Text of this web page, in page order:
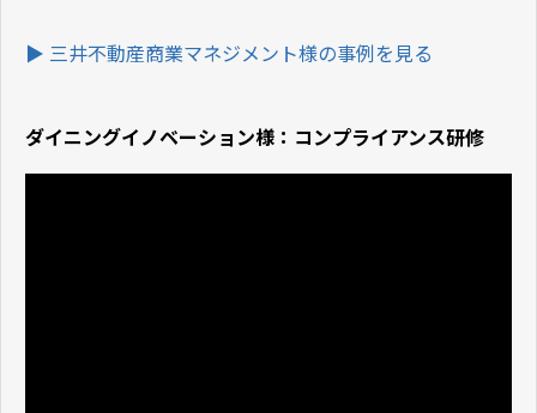
▶ 三井不動産商業マネジメント様の事例を見る
ダイニングイノベーション様：コンプライアンス研修